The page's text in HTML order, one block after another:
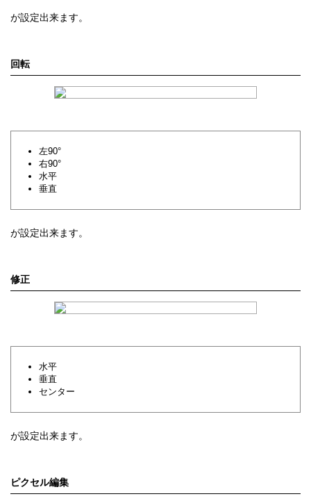
が設定出来ます。
回転
左90°
右90°
水平
垂直
が設定出来ます。
修正
水平
垂直
センター
が設定出来ます。
ピクセル編集